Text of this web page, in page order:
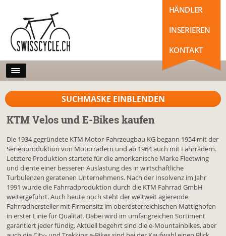
HÄNDLER
INSERIEREN
KONTAKT
SUCHMASKE EINBLENDEN
KTM Velos und E-Bikes kaufen
Die 1934 gegründete KTM Motor-Fahrzeugbau KG begann 1954 mit der
Serienproduktion von Motorrädern und ab 1964 auch mit Fahrrädern.
Letztere Produktion startete für die amerikanische Marke Fleetwing
und diente einer besseren Auslastung des in wirtschaftliche
Turbulenzen geratenen Unternehmens. Nach der Insolvenz im Jahr
1991 wurde die Fahrradproduktion durch die KTM Fahrrad GmbH
weitergeführt. Auch heute noch steht der weltweit agierende
Fahrradhersteller mit Firmensitz im oberösterreichischen Mattighofen
in erster Linie für Qualität. Dabei wird im umfangreichen Sortiment
garantiert jeder fündig. Aktuell begehrt sind die e-Mountainbikes, aber